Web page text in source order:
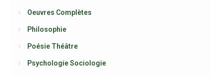
Oeuvres Complètes
Philosophie
Poésie Théâtre
Psychologie Sociologie